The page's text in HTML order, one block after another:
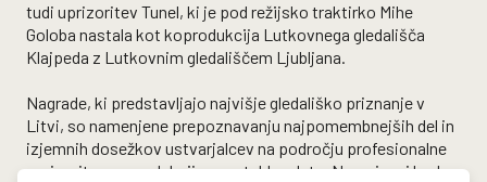
tudi uprizoritev Tunel, ki je pod režijsko traktirko Mihe
Goloba nastala kot koprodukcija Lutkovnega gledališča
Klajpeda z Lutkovnim gledališčem Ljubljana.
Nagrade, ki predstavljajo najvišje gledališko priznanje v
Litvi, so namenjene prepoznavanju najpomembnejših del in
izjemnih dosežkov ustvarjalcev na področju profesionalne
uprizoritvene produkcije v preteklem letu. Nagrajenci bodo